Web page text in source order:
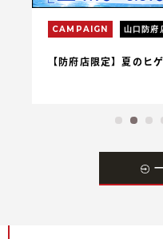
CAMPAIGN 山口防府
【防府店限定】夏のヒ